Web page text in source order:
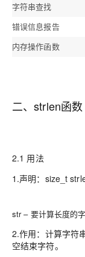
字符串查找
错误信息报告
内存操作函数
二、strlen函数
2.1 用法
1.声明：size_t
str – 要计算长度的字
2.作用：计算字符
空结束字符。